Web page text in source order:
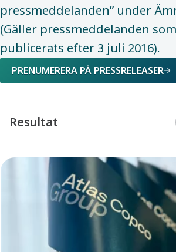
pressmeddelanden” under
(Gäller pressmeddelanden
publicerats efter 3 juli 2016).
PRENUMERERA PÅ PRESSRELEASER
Resultat